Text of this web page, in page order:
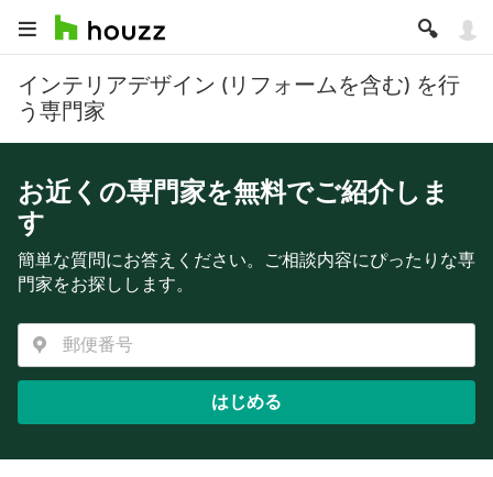
インテリアデザイン (リフォームを含む) を行
う専門家
お近くの専門家を無料でご紹介しま
す
簡単な質問にお答えください。ご相談内容にぴったりな専
門家をお探しします。
はじめる